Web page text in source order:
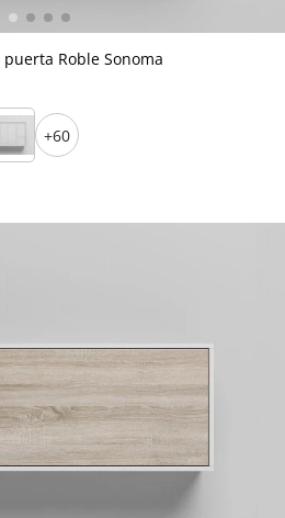
Roble Sonoma
+60